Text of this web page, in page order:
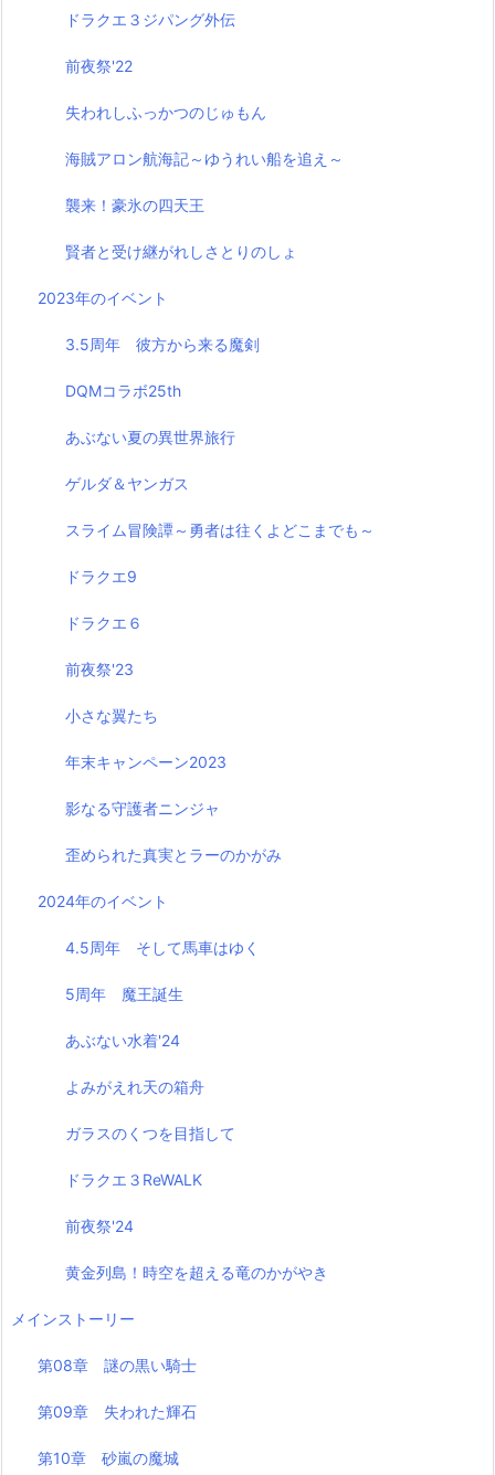
ドラクエ３ジパング外伝
前夜祭'22
失われしふっかつのじゅもん
海賊アロン航海記～ゆうれい船を追え～
襲来！豪氷の四天王
賢者と受け継がれしさとりのしょ
2023年のイベント
3.5周年 彼方から来る魔剣
DQMコラボ25th
あぶない夏の異世界旅行
ゲルダ＆ヤンガス
スライム冒険譚～勇者は往くよどこまでも～
ドラクエ9
ドラクエ６
前夜祭'23
小さな翼たち
年末キャンペーン2023
影なる守護者ニンジャ
歪められた真実とラーのかがみ
2024年のイベント
4.5周年 そして馬車はゆく
5周年 魔王誕生
あぶない水着'24
よみがえれ天の箱舟
ガラスのくつを目指して
ドラクエ３ReWALK
前夜祭'24
黄金列島！時空を超える竜のかがやき
メインストーリー
第08章 謎の黒い騎士
第09章 失われた輝石
第10章 砂嵐の魔城